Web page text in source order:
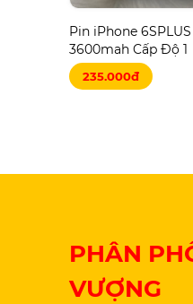
Pin iPhone
3600mah Cấp Độ 1
235.000đ
PHÂN
VƯỢNG